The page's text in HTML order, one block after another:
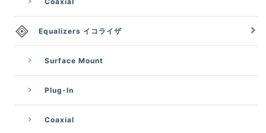
Equalizers イコライザ
Surface Mount
Plug-In
Coaxial